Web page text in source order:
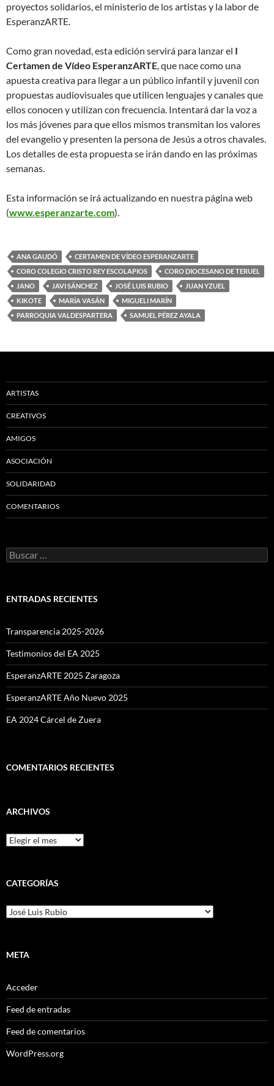
proyectos solidarios, el ministerio de los artistas y la labor de
EsperanzARTE.
Como gran novedad, esta edición servirá para lanzar el I
Certamen de Vídeo EsperanzARTE, que nace como una
apuesta creativa para llegar a un público infantil y juvenil con
propuestas audiovisuales que utilicen lenguajes y canales que
ellos conocen y utilizan con frecuencia. Intentará dar la voz a
los más jóvenes para que ellos mismos transmitan los valores
del evangelio y presenten la persona de Jesús a otros chavales.
Los detalles de esta propuesta se irán dando en las próximas
semanas.
Esta información se irá actualizando en nuestra página web
(www.esperanzarte.com).
ANA GAUDÓ
CERTAMEN DE VÍDEO ESPERANZARTE
CORO COLEGIO CRISTO REY ESCOLAPIOS
CORO DIOCESANO DE TERUEL
JANO
JAVI SÁNCHEZ JOSÉ LUIS RUBIO
JUAN YZUEL
KIKOTE
MARÍA VASÁN
MIGUELI MARÍN
PARROQUIA VALDESPARTERA
SAMUEL PÉREZ AYALA
ARTISTAS
CREATIVOS
AMIGOS
ASOCIACIÓN
SOLIDARIDAD
COMENTARIOS
Buscar:
ENTRADAS RECIENTES
Transparencia 2025-2026
Testimonios del EA 2025
EsperanzARTE 2025 Zaragoza
EsperanzARTE Año Nuevo 2025
EA 2024 Cárcel de Zuera
COMENTARIOS RECIENTES
ARCHIVOS
Archivos
CATEGORÍAS
Categorías
META
Acceder
Feed de entradas
Feed de comentarios
WordPress.org